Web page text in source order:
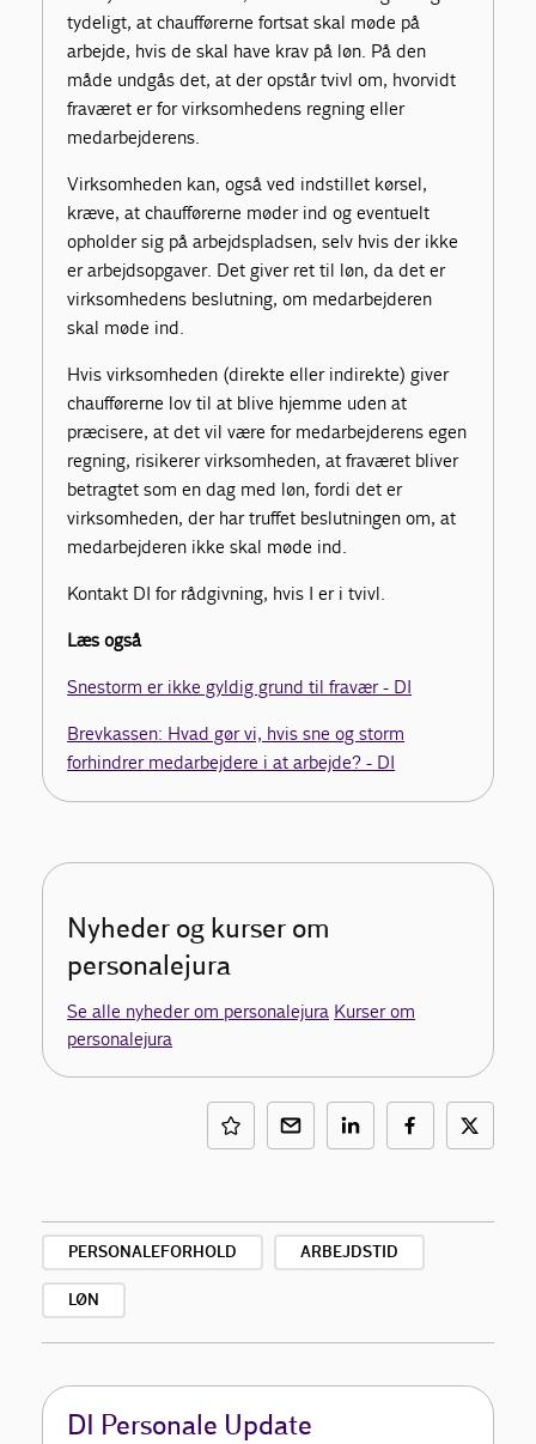
tydeligt, at chaufførerne fortsat skal møde på
arbejde, hvis de skal have krav på løn. På den
måde undgås det, at der opstår tvivl om, hvorvidt
fraværet er for virksomhedens regning eller
medarbejderens.
Virksomheden kan, også ved indstillet kørsel,
kræve, at chaufførerne møder ind og eventuelt
opholder sig på arbejdspladsen, selv hvis der ikke
er arbejdsopgaver. Det giver ret til løn, da det er
virksomhedens beslutning, om medarbejderen
skal møde ind.
Hvis virksomheden (direkte eller indirekte) giver
chaufførerne lov til at blive hjemme uden at
præcisere, at det vil være for medarbejderens egen
regning, risikerer virksomheden, at fraværet bliver
betragtet som en dag med løn, fordi det er
virksomheden, der har truffet beslutningen om, at
medarbejderen ikke skal møde ind.
Kontakt DI for rådgivning, hvis I er i tvivl.
Læs også
Snestorm er ikke gyldig grund til fravær - DI
Brevkassen: Hvad gør vi, hvis sne og storm
forhindrer medarbejdere i at arbejde? - DI
Nyheder og kurser om
personalejura
Se alle nyheder om personalejura Kurser om
personalejura
PERSONALEFORHOLD ARBEJDSTID
LØN
DI Personale Update